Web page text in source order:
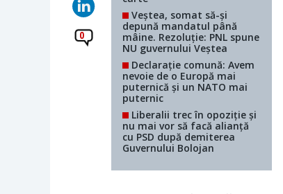
0
Veștea, somat să-și
depună mandatul până
mâine. Rezoluție: PNL spune
NU guvernului Veștea
Declarație comună: Avem
nevoie de o Europă mai
puternică și un NATO mai
puternic
Liberalii trec în opoziție și
nu mai vor să facă alianță
cu PSD după demiterea
Guvernului Bolojan